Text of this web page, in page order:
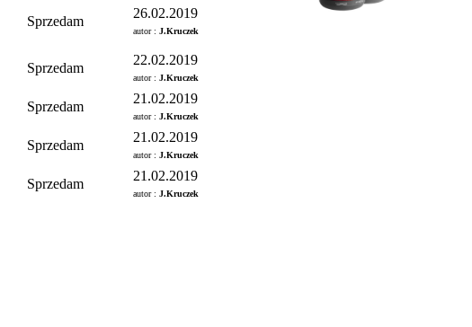
Sprzedam
26.02.2019
autor : J.Kruczek
Sprzedam
22.02.2019
autor : J.Kruczek
Sprzedam
21.02.2019
autor : J.Kruczek
Sprzedam
21.02.2019
autor : J.Kruczek
Sprzedam
21.02.2019
autor : J.Kruczek